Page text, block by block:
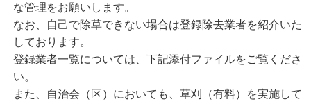
な管理をお願いします。
なお、自己で除草できない場合は登録除去業者を紹介いた
しております。
登録業者一覧については、下記添付ファイルをご覧くださ
い。
また、自治会（区）においても、草刈（有料）を実施して